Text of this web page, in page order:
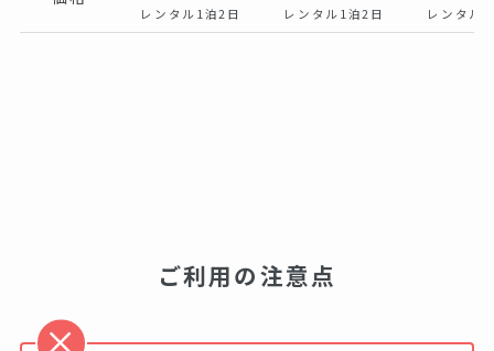
レンタル1泊2日
レンタル1泊2日
レンタル
ご利用の注意点